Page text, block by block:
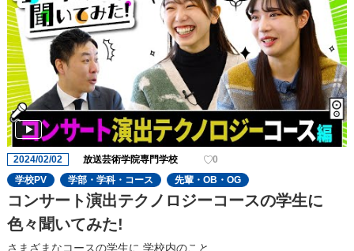
2024/02/02 放送芸術学院専門学校
0
学校PV
学部・学科・コース 先輩・OB・OG
コンサート演出テクノロジーコースの学生に
色々聞いてみた!
さまざまなコースの学⽣に 学校内のこと...